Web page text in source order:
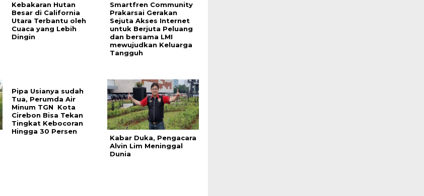
Kebakaran Hutan
Besar di California
Utara Terbantu oleh
Cuaca yang Lebih
Dingin
Smartfren Community
Prakarsai Gerakan
Sejuta Akses Internet
untuk Berjuta Peluang
dan bersama LMI
mewujudkan Keluarga
Tangguh
Pipa Usianya sudah
Tua, Perumda Air
Minum TGN Kota
Cirebon Bisa Tekan
Tingkat Kebocoran
Hingga 30 Persen
Kabar Duka, Pengacara
Alvin Lim Meninggal
Dunia